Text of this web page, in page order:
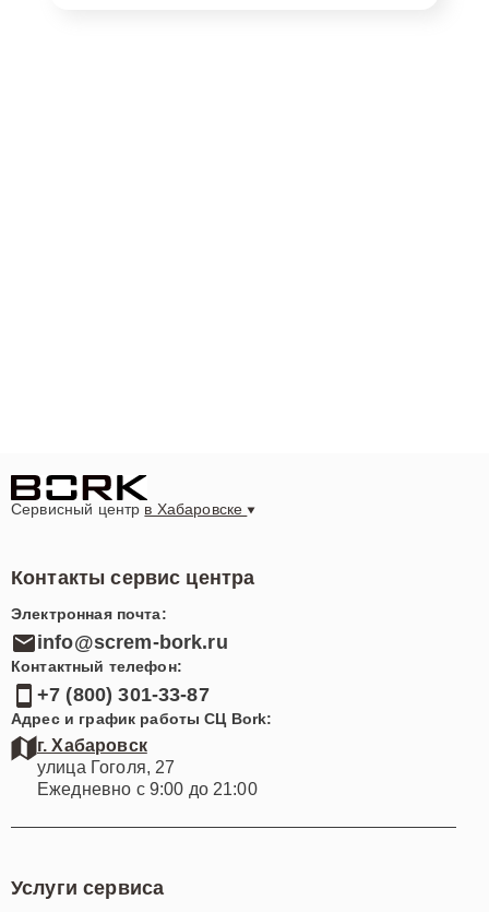
Сервисный центр в Хабаровске
Контакты сервис центра
Электронная почта:
info@screm-bork.ru
Контактный телефон:
+7 (800) 301-33-87
Адрес и график работы СЦ Bork:
г. Хабаровск
улица Гоголя, 27
Ежедневно с 9:00 до 21:00
Услуги сервиса